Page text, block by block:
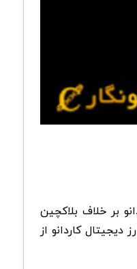
بر خلاف بلاکچین
کاردانو از